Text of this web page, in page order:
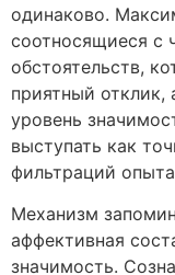
одинаково.
соотносящиеся с
обстоятельств,
приятный отклик,
уровень
выступать как
фильтраций
Механизм
аффективная
значимость.